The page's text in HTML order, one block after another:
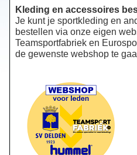
Kleding en accessoires
Je kunt je sportkleding en
bestellen via onze eigen
Teamsportfabriek en
de gewenste webshop te